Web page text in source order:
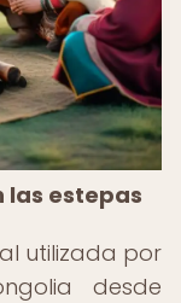
las estepas
utilizada por
desde